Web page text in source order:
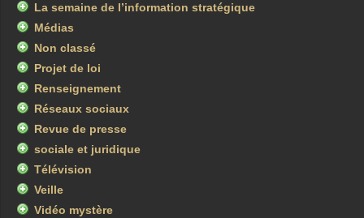
La semaine de l’information stratégique
Médias
Non classé
Projet de loi
Renseignement
Réseaux sociaux
Revue de presse
sociale et juridique
Télévision
Veille
Vidéo mystère